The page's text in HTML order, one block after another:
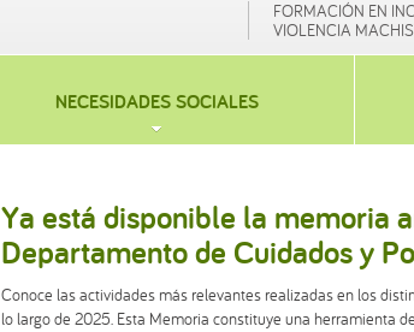
FORMACIÓN EN
VIOLENCIA
NECESIDADES SOCIALES
Ya está disponible la memoria
Departamento de Cuidados y
Conoce las actividades más relevantes realizadas en los
lo largo de 2025. Esta Memoria constituye una herramienta